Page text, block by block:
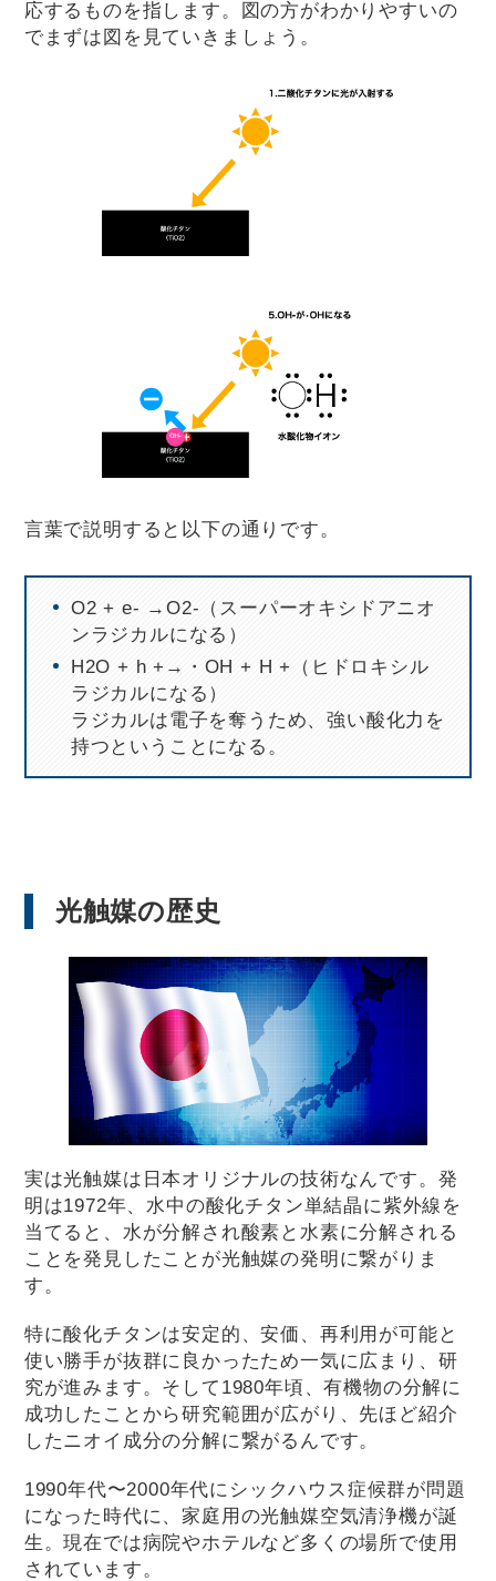
応するものを指します。図の方がわかりやすいの
でまずは図を見ていきましょう。
言葉で説明すると以下の通りです。
O2 + e- →O2-（スーパーオキシドアニオ
ンラジカルになる）
H2O + h +→・OH + H +（ヒドロキシル
ラジカルになる）
ラジカルは電子を奪うため、強い酸化力を
持つということになる。
光触媒の歴史
実は光触媒は日本オリジナルの技術なんです。発
明は1972年、水中の酸化チタン単結晶に紫外線を
当てると、水が分解され酸素と水素に分解される
ことを発見したことが光触媒の発明に繋がりま
す。
特に酸化チタンは安定的、安価、再利用が可能と
使い勝手が抜群に良かったため一気に広まり、研
究が進みます。そして1980年頃、有機物の分解に
成功したことから研究範囲が広がり、先ほど紹介
したニオイ成分の分解に繋がるんです。
1990年代〜2000年代にシックハウス症候群が問題
になった時代に、家庭用の光触媒空気清浄機が誕
生。現在では病院やホテルなど多くの場所で使用
されています。